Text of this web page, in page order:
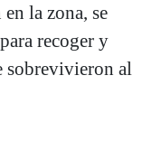
la zona, se
recoger y
sobrevivieron al